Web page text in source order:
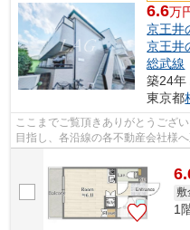
6.6万
京王井
京王井
総武線
築24年
東京都
ここまでご覧頂きありがとうござ
目指し、各沿線の各不動産会社様
様へ提供しております！最新の情
敷
1